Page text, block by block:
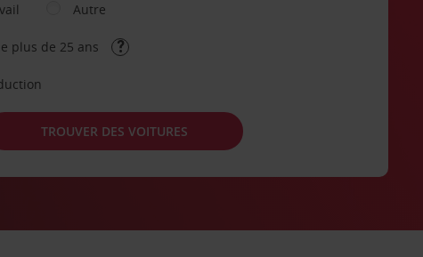
Autre
plus de 25 ans
TROUVER DES VOITURES